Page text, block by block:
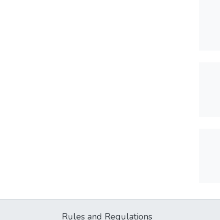
Rules and Regulations